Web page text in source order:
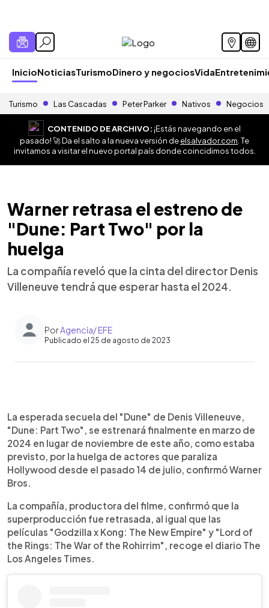
InicioNoticiasTurismoDinero y negociosVida
Turismo Las Cascadas Peter Parker Nativos Negocios
CONTENIDO DE ARCHIVO:¡Estás navegando en el
pasado! 🚀 Da el salto a la nueva versión deelsalvador.com . Te
invitamos a visitar el nuevo portal país donde coincidimos todos.
Warner retrasa el estreno de
"Dune: Part Two" por la
huelga
La compañía reveló que la cinta del director Denis
Villeneuve tendrá que esperar hasta el 2024.
PorAgencia/ EFE
Publicado el 25 de agosto de 2023
Escuchar artículo
La esperada secuela del "Dune" de Denis Villeneuve,
"Dune: Part Two", se estrenará finalmente en marzo de
2024 en lugar de noviembre de este año, como estaba
previsto, por la huelga de actores que paraliza
Hollywood desde el pasado 14 de julio, confirmó Warner
Bros.
La compañía, productora del filme, confirmó que la
superproducción fue retrasada, al igual que las
películas "Godzilla x Kong: The New Empire" y "Lord of
the Rings: The War of the Rohirrim", recoge el diario The
Los Angeles Times.